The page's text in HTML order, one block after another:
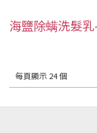
海鹽除螨洗髮
每頁顯示 24 個